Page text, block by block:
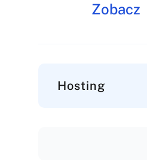
Zobacz
Hosting